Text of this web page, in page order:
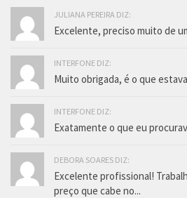
JULIANA PEREIRA DIZ:
Excelente, preciso muito de
INTERFONE DIZ:
Muito obrigada, é o que
INTERFONE DIZ:
Exatamente o que eu
DEBORA SOARES DIZ:
Excelente profissional!
preço que cabe no...